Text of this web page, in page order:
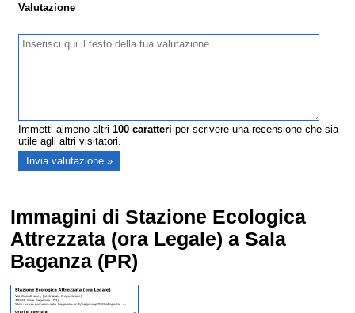
Valutazione
Immetti almeno altri100 caratteri per scrivere una recensione che sia
utile agli altri visitatori.
Immagini di Stazione Ecologica
Attrezzata (ora Legale) a Sala
Baganza (PR)